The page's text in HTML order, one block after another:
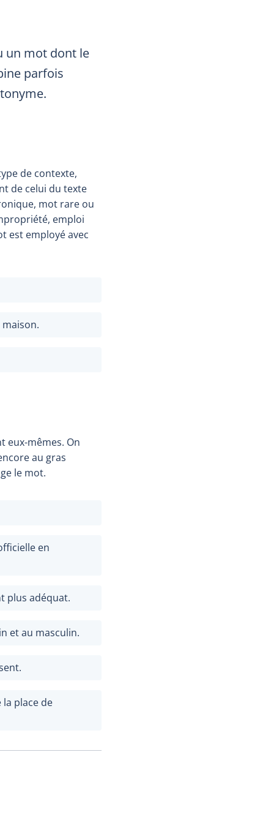
un mot dont le
parfois
de contexte,
de celui du texte
mot rare ou
emploi
est employé avec
eux-mêmes. On
au gras
le mot.
en
plus adéquat.
et au masculin.
place de